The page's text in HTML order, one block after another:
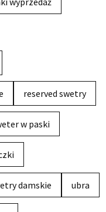
reserved swetry
w paski
damskie ubra